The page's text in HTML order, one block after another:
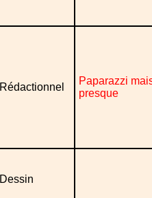
Rédactionnel
Paparazzi
presque
Dessin